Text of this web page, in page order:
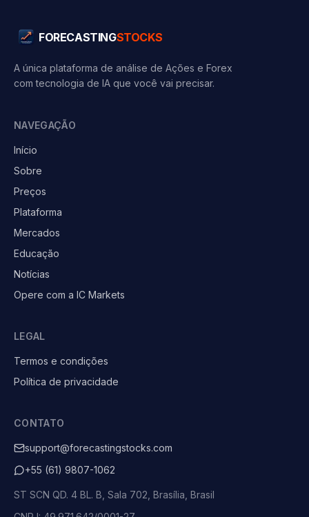
FORECASTINGSTOCKS
A única plataforma de análise de Ações e Forex
com tecnologia de IA que você vai precisar.
NAVEGAÇÃO
Início
Sobre
Preços
Plataforma
Mercados
Educação
Notícias
Opere com a IC Markets
LEGAL
Termos e condições
Política de privacidade
CONTATO
support@forecastingstocks.com
+55 (61) 9807-1062
ST SCN QD. 4 BL. B, Sala 702, Brasília, Brasil